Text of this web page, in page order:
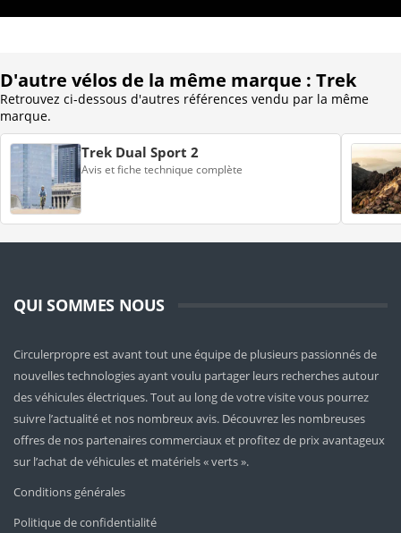
D'autre vélos de la même marque : Trek
Retrouvez ci-dessous d'autres références vendu par la même
marque.
Trek Dual Sport 2
Avis et fiche technique complète
QUI SOMMES NOUS
Circulerpropre est avant tout une équipe de plusieurs passionnés de
nouvelles technologies ayant voulu partager leurs recherches autour
des véhicules électriques. Tout au long de votre visite vous pourrez
suivre l’actualité et nos nombreux avis. Découvrez les nombreuses
offres de nos partenaires commerciaux et profitez de prix avantageux
sur l’achat de véhicules et matériels « verts ».
Conditions générales
Politique de confidentialité